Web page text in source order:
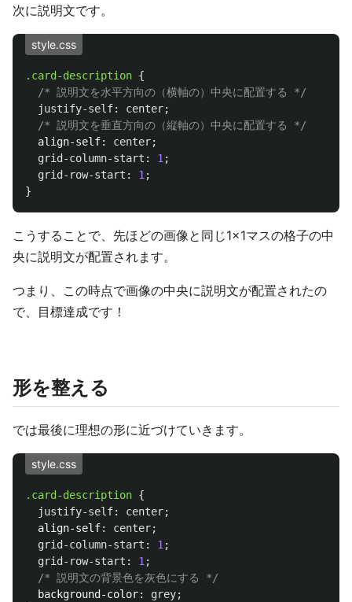
次に説明文です。
style.css
.card-description {
/* 説明文を水平方向の（横軸の）中央に配置する */
justify-self: center;
/* 説明文を垂直方向の（縦軸の）中央に配置する */
align-self: center;
grid-column-start : 1 ;
grid-row-start : 1 ;
}
こうすることで、先ほどの画像と同じ1×1マスの格子の中
央に説明文が配置されます。
つまり、この時点で画像の中央に説明文が配置されたの
で、目標達成です！
形を整える
では最後に理想の形に近づけていきます。
style.css
.card-description {
justify-self: center;
align-self: center;
grid-column-start : 1 ;
grid-row-start : 1 ;
/* 説明文の背景色を灰色にする */
background-color: grey;